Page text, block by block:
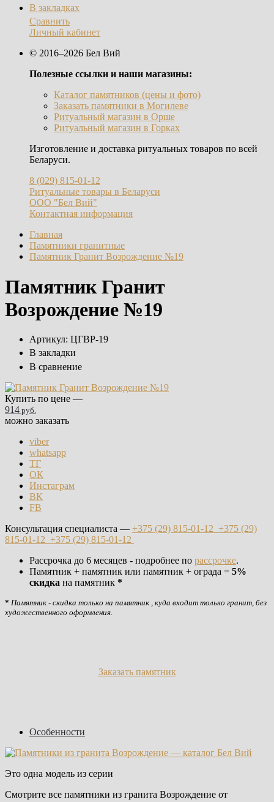
В закладках
Сравнить
Личный кабинет
© 2016–2026 Бел Вий
Полезные ссылки и наши магазины:
Каталог памятников (цены и фото)
Заказать памятники в Могилеве
Ритуальный магазин в Орше
Ритуальный магазин в Горках
Изготовление и доставка ритуальных товаров по всей
Беларуси.
8 (029) 815-01-12
Ритуальные товары в Беларуси
ООО "Бел Вий"
Контактная информация
Главная
Памятники гранитные
Памятник Гранит Возрождение №19
Памятник Гранит
Возрождение №19
Артикул: ЦГВР-19
В закладки
В сравнение
Купить по цене —
914 руб.
можно заказать
viber
whatsapp
ТГ
ОК
Инстаграм
ВК
FB
Консультация специалиста — +375 (29) 815-01-12 +375 (29)
815-01-12 +375 (29) 815-01-12
Рассрочка до 6 месяцев - подробнее по рассрочке.
Памятник + памятник или памятник + ограда = 5%
скидка на памятник *
* Памятник - скидка только на памятник , куда входит только гранит, без
художественного оформления.
Заказать памятник
Особенности
Это одна модель из серии
Смотрите все памятники из гранита Возрождение от